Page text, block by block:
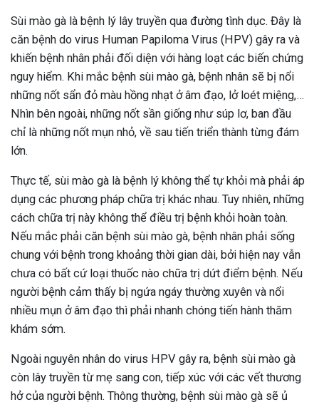
Sùi mào gà là bệnh lý lây truyền qua đường tình dục. Đây là
căn bệnh do virus Human Papiloma Virus (HPV) gây ra và
khiến bệnh nhân phải đối diện với hàng loạt các biến chứng
nguy hiểm. Khi mắc bệnh sùi mào gà, bệnh nhân sẽ bị nổi
những nốt sẩn đỏ màu hồng nhạt ở âm đạo, lở loét miệng,…
Nhìn bên ngoài, những nốt sần giống như súp lơ, ban đầu
chỉ là những nốt mụn nhỏ, về sau tiến triển thành từng đám
lớn.
Thực tế, sùi mào gà là bệnh lý không thể tự khỏi mà phải áp
dụng các phương pháp chữa trị khác nhau. Tuy nhiên, những
cách chữa trị này không thể điều trị bệnh khỏi hoàn toàn.
Nếu mắc phải căn bệnh sùi mào gà, bệnh nhân phải sống
chung với bệnh trong khoảng thời gian dài, bởi hiện nay vẫn
chưa có bất cứ loại thuốc nào chữa trị dứt điểm bệnh. Nếu
người bệnh cảm thấy bị ngứa ngáy thường xuyên và nổi
nhiều mụn ở âm đạo thì phải nhanh chóng tiến hành thăm
khám sớm.
Ngoài nguyên nhân do virus HPV gây ra, bệnh sùi mào gà
còn lây truyền từ mẹ sang con, tiếp xúc với các vết thương
hở của người bệnh. Thông thường, bệnh sùi mào gà sẽ ủ